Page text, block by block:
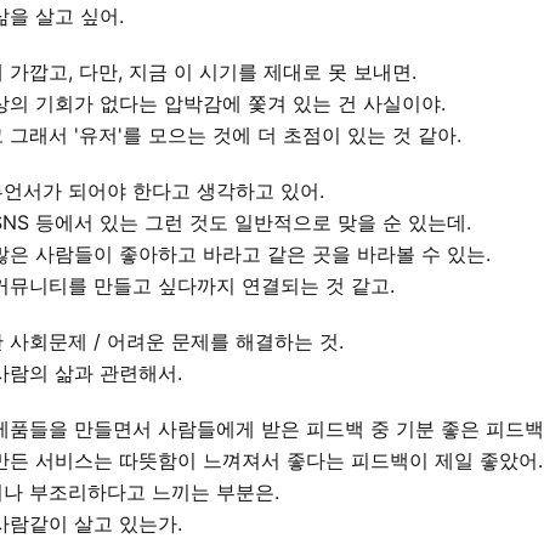
을 살고 싶어.
가깝고, 다만, 지금 이 시기를 제대로 못 보내면.
의 기회가 없다는 압박감에 쫓겨 있는 건 사실이야.
그래서 '유저'를 모으는 것에 더 초점이 있는 것 같아.
서가 되어야 한다고 생각하고 있어.
등에서 있는 그런 것도 일반적으로 맞을 순 있는데.
은 사람들이 좋아하고 바라고 같은 곳을 바라볼 수 있는.
뮤니티를 만들고 싶다까지 연결되는 것 같고.
사회문제 / 어려운 문제를 해결하는 것.
람의 삶과 관련해서.
품들을 만들면서 사람들에게 받은 피드백 중 기분 좋은 피드
든 서비스는 따뜻함이 느껴져서 좋다는 피드백이 제일 좋았어.
부조리하다고 느끼는 부분은.
람같이 살고 있는가.